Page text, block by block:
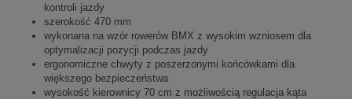
kontroli jazdy
szerokość 470 mm
wykonana na wzór rowerów BMX z wysokim wzniosem dla
optymalizacji pozycji podczas jazdy
ergonomiczne chwyty z poszerzonymi końcówkami dla
większego bezpieczeństwa
wysokość kierownicy 70 cm z możliwością regulacja kąta